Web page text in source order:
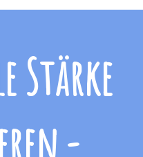
Stärke
-